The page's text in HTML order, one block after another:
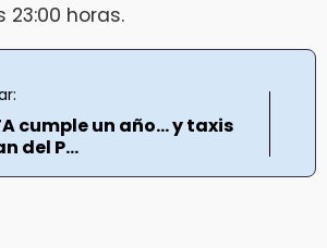
horas.
cumple un año… y taxis
del P...